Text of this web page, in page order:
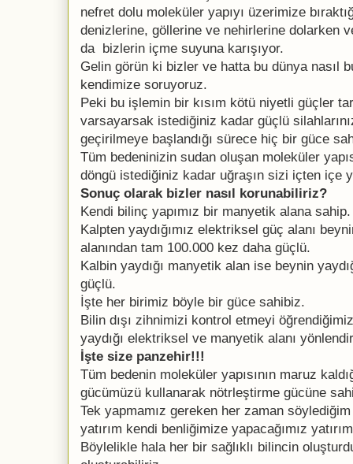
nefret dolu moleküler yapıyı üzerimize
denizlerine, göllerine ve nehirlerine dolarken
da bizlerin içme suyuna karışıyor.
Gelin görün ki bizler ve hatta bu dünya nasıl
kendimize soruyoruz.
Peki bu işlemin bir kısım kötü niyetli güçler
varsayarsak istediğiniz kadar güçlü
geçirilmeye başlandığı sürece hiç bir güce
Tüm bedeninizin sudan oluşan moleküler
döngü istediğiniz kadar uğraşın sizi içten içe
Sonuç olarak bizler nasıl korunabiliriz?
Kendi bilinç yapımız bir manyetik alana sahip.
Kalpten yaydığımız elektriksel güç alanı
alanından tam 100.000 kez daha güçlü.
Kalbin yaydığı manyetik alan ise beynin
güçlü.
İşte her birimiz böyle bir güce sahibiz.
Bilin dışı zihnimizi kontrol etmeyi
yaydığı elektriksel ve manyetik alanı
İşte size panzehir!!!
Tüm bedenin moleküler yapısının maruz
gücümüzü kullanarak nötrleştirme gücüne
Tek yapmamız gereken her zaman
yatırım kendi benliğimize yapacağımız
Böylelikle hala her bir sağlıklı bilincin